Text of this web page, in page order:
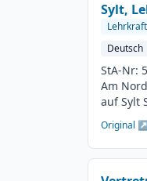
Sylt,
Lehrkraft
Deutsch
StA-Nr:
Am
auf Sylt
BesGr
beliebig
möglich
Original